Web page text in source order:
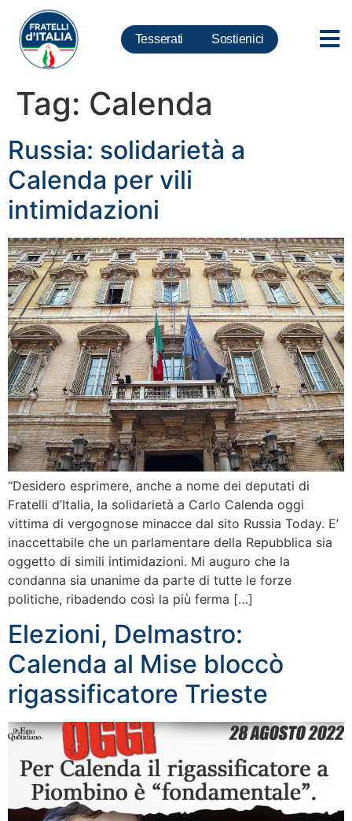
Tesserati Sostienici
Tag: Calenda
Russia: solidarietà a
Calenda per vili
intimidazioni
“Desidero esprimere, anche a nome dei deputati di
Fratelli d’Italia, la solidarietà a Carlo Calenda oggi
vittima di vergognose minacce dal sito Russia Today. E’
inaccettabile che un parlamentare della Repubblica sia
oggetto di simili intimidazioni. Mi auguro che la
condanna sia unanime da parte di tutte le forze
politiche, ribadendo così la più ferma […]
Elezioni, Delmastro:
Calenda al Mise bloccò
rigassificatore Trieste